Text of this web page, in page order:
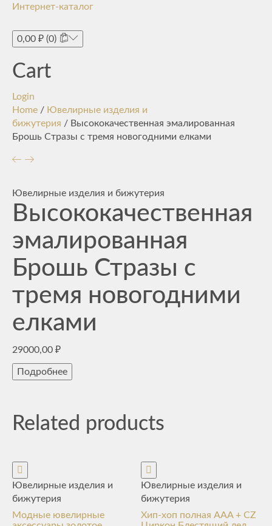
Интернет-каталог
0,00 ₽ (0)
Cart
Login
Home / Ювелирные изделия и
бижутерия / Высококачественная эмалированная
Брошь Стразы с тремя новогодними елками
Ювелирные изделия и бижутерия
Высококачественная
эмалированная
Брошь Стразы с
тремя новогодними
елками
29000,00 ₽
Подробнее
Related products
Ювелирные изделия и
бижутерия
Модные ювелирные
Ювелирные изделия и
бижутерия
Хип-хоп полная AAA + CZ